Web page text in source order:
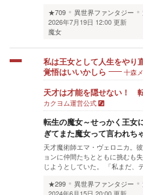
★709
異世界ファンタジー
2026年7月19日 12:00 更新
魔女
私は王女として人生をや
覚悟はいいかしら
十森
天才は才能を隠せない！
カクヨム運営公式
転生の魔女～せっかく王女
ぎてまた魔女って言われち
天才魔術師エマ・ヴェロニカ。
ョンに仲間たちとともに挑むも
じようとしていた。 「私まだ、
★299
異世界ファンタジー